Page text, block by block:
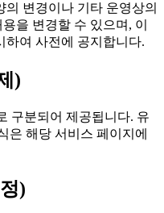
변경이나 기타 운영상의
을 변경할 수 있으며, 이
하여 사전에 공지합니다.
)
구분되어 제공됩니다. 유
은 해당 서비스 페이지에
)